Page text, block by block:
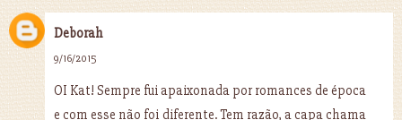
Deborah
9/16/2015
OI Kat! Sempre fui apaixonada por romances de época
e com esse não foi diferente. Tem razão, a capa chama